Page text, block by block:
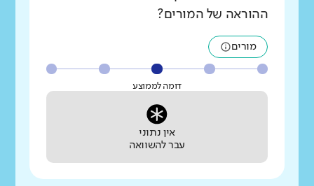
ההוראה של המורים?
מורים
דומה לממוצע
אין נתוני
עבר להשוואה